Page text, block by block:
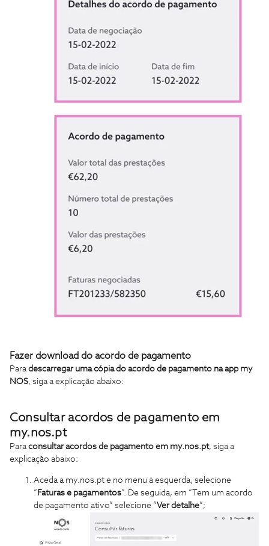
Fazer download do acordo de pagamento
Paradescarregar uma cópia do acordo de pagamento na app my
NOS, siga a explicação abaixo:
Consultar acordos de pagamento em
my.nos.pt
Paraconsultar acordos de pagamento em my.nos.pt, siga a
explicação abaixo:
Aceda a my.nos.pt e no menu à esquerda, selecione
“ Faturas e pagamentos”. De seguida, em “Tem um acordo
de pagamento ativo” selecione “Ver detalhe”;